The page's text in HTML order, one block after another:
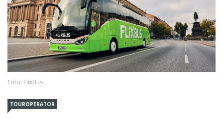
Foto: FlixBus
TOUROPERATOR